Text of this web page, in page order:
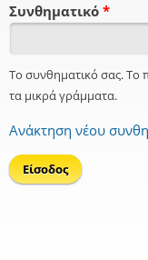
Συνθηματικό *
Το συνθηματικό σας. Το
τα μικρά γράμματα.
Ανάκτηση νέου